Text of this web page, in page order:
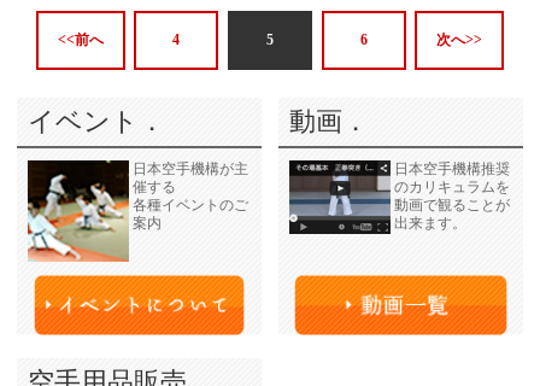
<<前へ 4 5 6 次へ>>
イベント．
日本空手機構が主
催する
各種イベントのご
案内
動画．
日本空手機構推奨
のカリキュラムを
動画で観ることが
出来ます。